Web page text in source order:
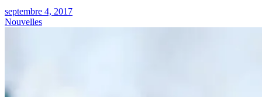
septembre 4, 2017
Nouvelles